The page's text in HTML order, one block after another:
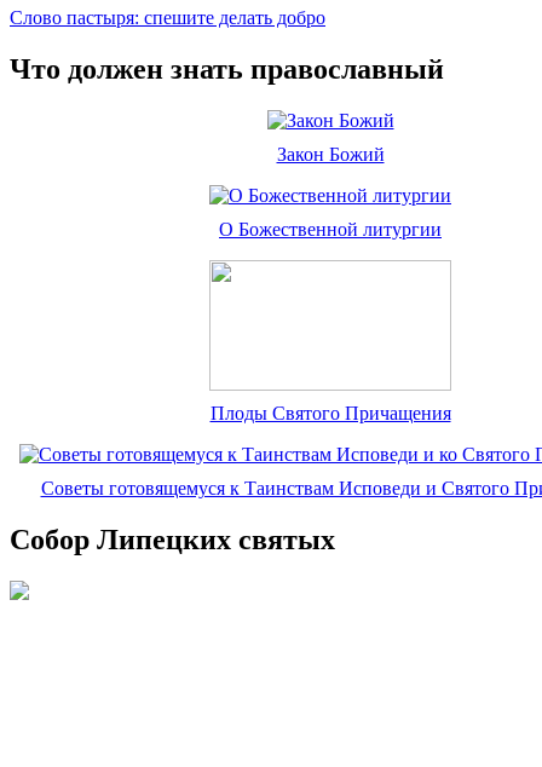
Слово пастыря: спешите делать добро
Что должен знать православный
Закон Божий
О Божественной литургии
Плоды Святого Причащения
Советы готовящемуся к Таинствам Исповеди и Святого
Собор Липецких святых